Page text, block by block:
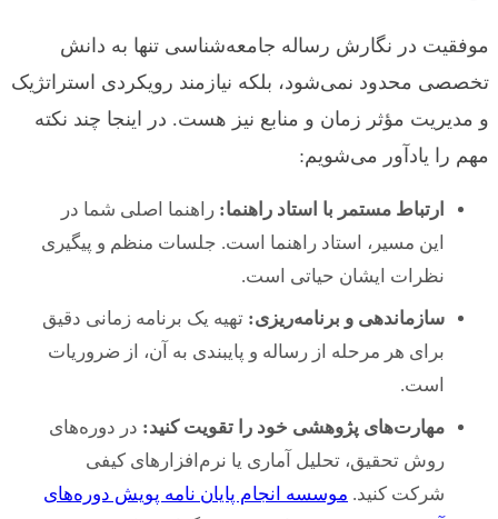
موفقیت در نگارش رساله جامعه‌شناسی تنها به دانش
تخصصی محدود نمی‌شود، بلکه نیازمند رویکردی استراتژیک
و مدیریت مؤثر زمان و منابع نیز هست. در اینجا چند نکته
مهم را یادآور می‌شویم:
ارتباط مستمر با استاد راهنما: راهنما اصلی شما در
این مسیر، استاد راهنما است. جلسات منظم و پیگیری
نظرات ایشان حیاتی است.
سازماندهی و برنامه‌ریزی: تهیه یک برنامه زمانی دقیق
برای هر مرحله از رساله و پایبندی به آن، از ضروریات
است.
مهارت‌های پژوهشی خود را تقویت کنید: در دوره‌های
روش تحقیق، تحلیل آماری یا نرم‌افزارهای کیفی
شرکت کنید. موسسه انجام پایان نامه پویش دوره‌های